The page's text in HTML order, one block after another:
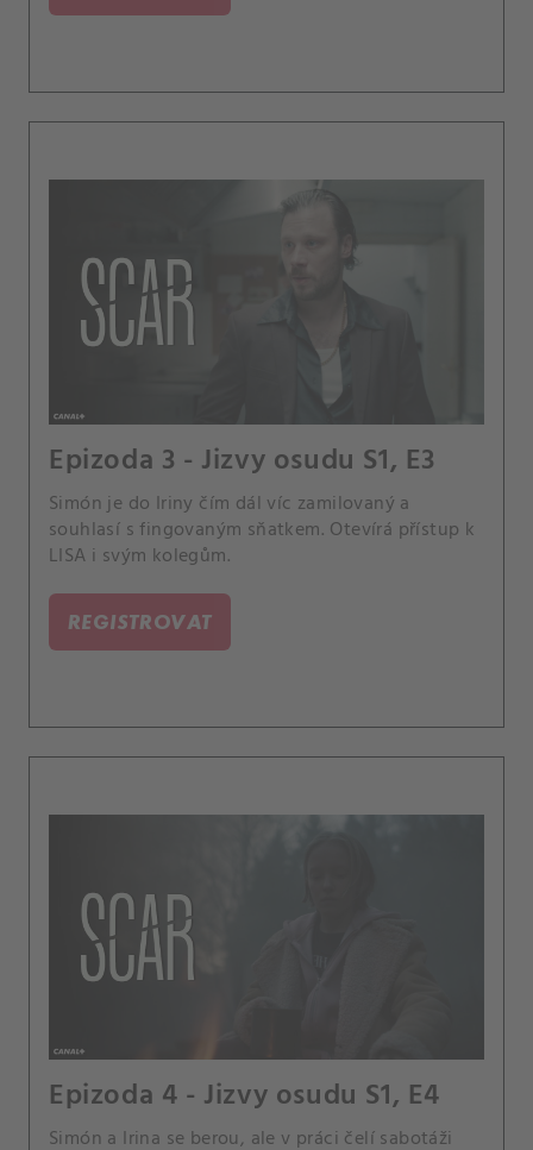
Epizoda 3 - Jizvy osudu S1, E3
Simón je do Iriny čím dál víc zamilovaný a
souhlasí s fingovaným sňatkem. Otevírá přístup k
LISA i svým kolegům.
REGISTROVAT
Epizoda 4 - Jizvy osudu S1, E4
Simón a Irina se berou, ale v práci čelí sabotáži